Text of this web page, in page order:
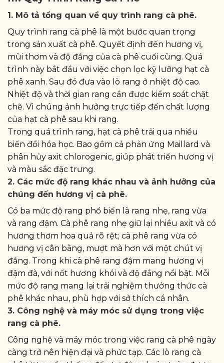
1. Mô tả tổng quan về quy trình rang cà phê.
Quy trình rang cà phê là một bước quan trọng
trong sản xuất cà phê. Quyết định đến hương vị,
mùi thơm và độ đắng của cà phê cuối cùng. Quá
trình này bắt đầu với việc chọn lọc kỹ lưỡng hạt cà
phê xanh. Sau đó đưa vào lò rang ở nhiệt độ cao.
Nhiệt độ và thời gian rang cần được kiểm soát chặt
chẽ. Vì chúng ảnh hưởng trực tiếp đến chất lượng
của hạt cà phê sau khi rang.
Trong quá trình rang, hạt cà phê trải qua nhiều
biến đổi hóa học. Bao gồm cả phản ứng Maillard và
phân hủy axit chlorogenic, giúp phát triển hương vị
và màu sắc đặc trưng.
2. Các mức độ rang khác nhau và ảnh hưởng của
chúng đến hương vị cà phê.
Có ba mức độ rang phổ biến là rang nhẹ, rang vừa
và rang đậm. Cà phê rang nhẹ giữ lại nhiều axit và có
hương thơm hoa quả rõ rệt; cà phê rang vừa có
hương vị cân bằng, mượt mà hơn với một chút vị
đắng. Trong khi cà phê rang đậm mang hương vị
đậm đà, với nốt hương khói và độ đắng nổi bật. Mỗi
mức độ rang mang lại trải nghiệm thưởng thức cà
phê khác nhau, phù hợp với sở thích cá nhân.
3. Công nghệ và máy móc sử dụng trong việc
rang cà phê.
Công nghệ và máy móc trong việc rang cà phê ngày
càng trở nên hiện đại và phức tạp. Các lò rang cà